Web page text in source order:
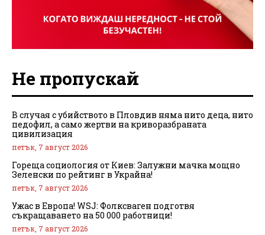
Не пропускай
В случая с убийството в Пловдив няма нито деца, нито
педофил, а само жертви на криворазбраната
цивилизация
петък, 7 август 2026
Гореща социология от Киев: Залужни мачка мощно
Зеленски по рейтинг в Украйна!
петък, 7 август 2026
Ужас в Европа! WSJ: Фолксваген подготвя
съкращаването на 50 000 работници!
петък, 7 август 2026